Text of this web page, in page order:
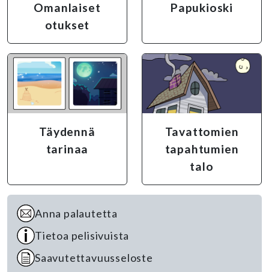
Omanlaiset
otukset
Papukioski
Täydennä
tarinaa
Tavattomien
tapahtumien
talo
Anna palautetta
Tietoa pelisivuista
Saavutettavuusseloste